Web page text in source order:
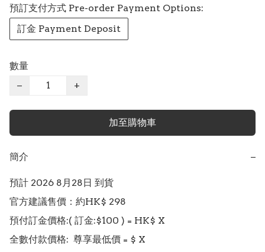
預訂支付方式 Pre-order Payment Options:
訂金 Payment Deposit
數量
−
+
加至購物車
簡介 −
預計 2026 8月28日 到貨
官方建議售價：約HK$ 298
預付訂金價格:( 訂金:$100 ) = HK$ X
全數付款價格:  尊享最低價 = $ X